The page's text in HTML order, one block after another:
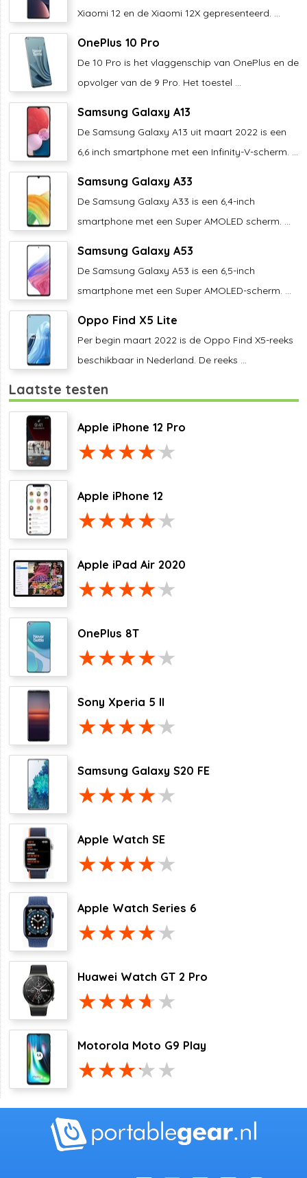
Xiaomi 12 en de Xiaomi 12X gepresenteerd. ...
OnePlus 10 Pro
De 10 Pro is het vlaggenschip van OnePlus en de
opvolger van de 9 Pro. Het toestel ...
Samsung Galaxy A13
De Samsung Galaxy A13 uit maart 2022 is een
6,6 inch smartphone met een Infinity-V-scherm. ...
Samsung Galaxy A33
De Samsung Galaxy A33 is een 6,4-inch
smartphone met een Super AMOLED scherm. ...
Samsung Galaxy A53
De Samsung Galaxy A53 is een 6,5-inch
smartphone met een Super AMOLED-scherm. ...
Oppo Find X5 Lite
Per begin maart 2022 is de Oppo Find X5-reeks
beschikbaar in Nederland. De reeks ...
Laatste testen
Apple iPhone 12 Pro
Apple iPhone 12
Apple iPad Air 2020
OnePlus 8T
Sony Xperia 5 II
Samsung Galaxy S20 FE
Apple Watch SE
Apple Watch Series 6
Huawei Watch GT 2 Pro
Motorola Moto G9 Play